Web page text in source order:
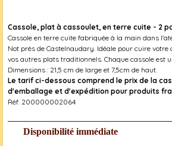
Cassole, plat à cassoulet, en terre cuite - 2
Cassole en terre cuite fabriquée à la main dans
Not près de Castelnaudary. Idéale pour cuire votre
vos autres plats traditionnels. Chaque cassole est
Dimensions : 21,5 cm de large et 7,5cm de haut.
Le tarif ci-dessous comprend le prix de la
d'emballage et d'expédition pour produits
Réf. 200000002064
Disponibilité immédiate